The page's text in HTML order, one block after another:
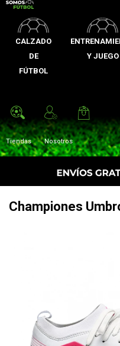
CALZADO
DE
FÚTBOL
Y JUEGO
Tiendas Nosotros
Championes